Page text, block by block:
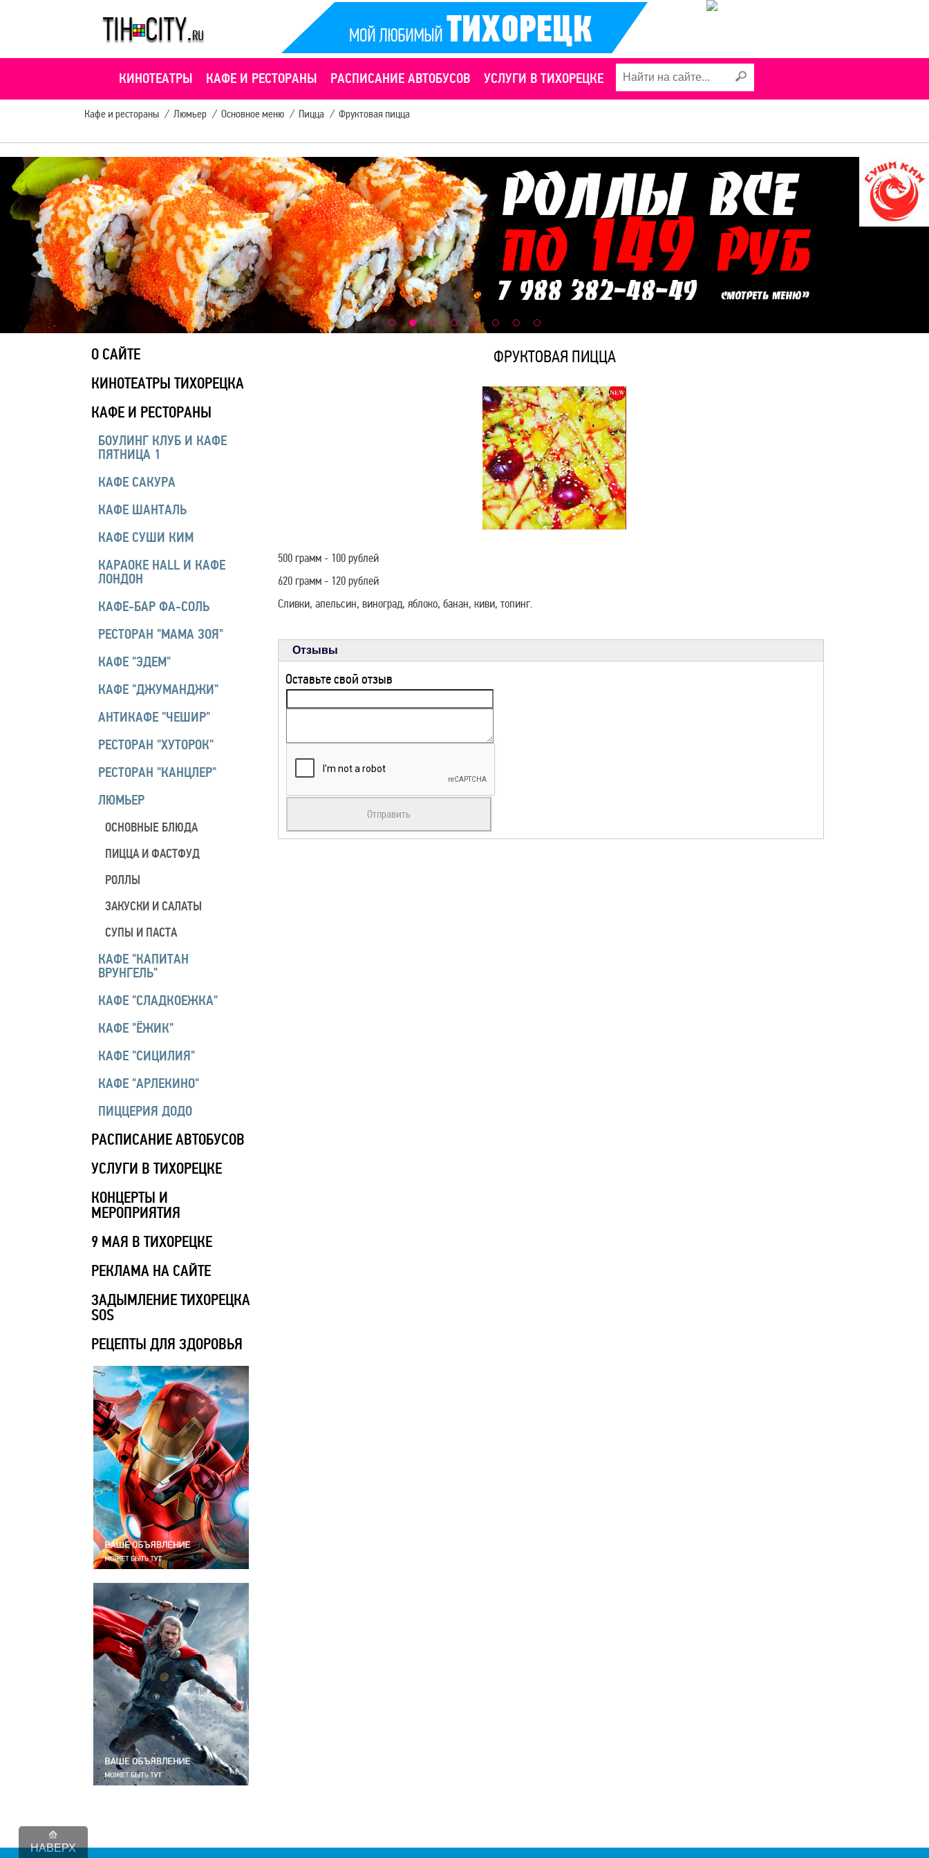
НАВЕРХ
КИНОТЕАТРЫ КАФЕ И РЕСТОРАНЫ РАСПИСАНИЕ АВТОБУСОВ УСЛУГИ В ТИХОРЕЦКЕ
Кафе и рестораны / Люмьер / Основное меню / Пицца / Фруктовая пицца
О САЙТЕ
КИНОТЕАТРЫ ТИХОРЕЦКА
КАФЕ И РЕСТОРАНЫ
БОУЛИНГ КЛУБ И КАФЕ
ПЯТНИЦА 1
КАФЕ САКУРА
КАФЕ ШАНТАЛЬ
КАФЕ СУШИ КИМ
КАРАОКЕ HALL И КАФЕ
ЛОНДОН
КАФЕ-БАР ФА-СОЛЬ
РЕСТОРАН "МАМА ЗОЯ"
КАФЕ "ЭДЕМ"
КАФЕ "ДЖУМАНДЖИ"
АНТИКАФЕ "ЧЕШИР"
РЕСТОРАН "ХУТОРОК"
РЕСТОРАН "КАНЦЛЕР"
ЛЮМЬЕР
ОСНОВНЫЕ БЛЮДА
ПИЦЦА И ФАСТФУД
РОЛЛЫ
ЗАКУСКИ И САЛАТЫ
СУПЫ И ПАСТА
КАФЕ "КАПИТАН
ВРУНГЕЛЬ"
КАФЕ "СЛАДКОЕЖКА"
КАФЕ "ЁЖИК"
КАФЕ "СИЦИЛИЯ"
КАФЕ "АРЛЕКИНО"
ПИЦЦЕРИЯ ДОДО
РАСПИСАНИЕ АВТОБУСОВ
УСЛУГИ В ТИХОРЕЦКЕ
КОНЦЕРТЫ И
МЕРОПРИЯТИЯ
9 МАЯ В ТИХОРЕЦКЕ
РЕКЛАМА НА САЙТЕ
ЗАДЫМЛЕНИЕ ТИХОРЕЦКА
SOS
РЕЦЕПТЫ ДЛЯ ЗДОРОВЬЯ
ФРУКТОВАЯ ПИЦЦА
500 грамм - 100 рублей
620 грамм - 120 рублей
Сливки, апельсин, виноград, яблоко, банан, киви, топинг.
Отзывы
Оставьте свой отзыв